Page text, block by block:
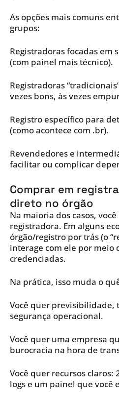
As opções mais comuns
grupos:
Registradoras focadas em
(com painel mais técnico).
Registradoras
vezes bons, às vezes
Registro específico para
(como acontece com .br).
Revendedores e
facilitar ou complicar
Comprar em
direto no órgão
Na maioria dos casos,
registradora. Em alguns
órgão/registro por trás (o
interage com ele por meio
credenciadas.
Na prática, isso muda o
Você quer previsibilidade,
segurança operacional.
Você quer uma empresa
burocracia na hora de
Você quer recursos claros:
logs e um painel que você